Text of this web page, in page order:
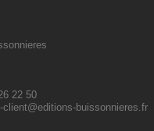
22 50
client@editions-buissonnieres.fr